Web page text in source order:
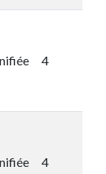
4
4